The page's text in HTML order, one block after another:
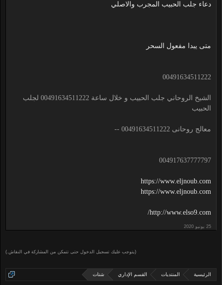
دعاء جلب الحبيب المجرب والاصلي
متى يبدا مفعول السحر
00491634511222
الشيخ الروحاني جلب الحبيب و خلال ساعة 00491634511222 لجلب
الحبيب
معالج روحانى 00491634511222 --
004917637777797
https://www.eljnoub.com
https://www.eljnoub.com
http://www.elso9.com/
(يتوجب عليك تسجيل الدخول حتى تتمكن من المشاركة في النقاش.)
الرئيسية المنتديات القسم الإداري شتات